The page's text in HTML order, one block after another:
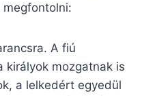
A fiú
királyok mozgatnak is
a lelkedért egyedül